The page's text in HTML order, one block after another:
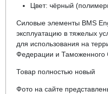
Цвет: чёрный
Силовые элементы BMS
эксплуатацию в тяжелых
для использования на
Федерации и Таможенного
Товар полностью новый
Фото на сайте